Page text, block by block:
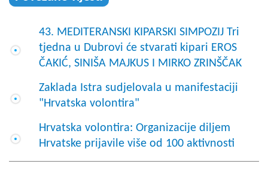
43. MEDITERANSKI KIPARSKI SIMPOZIJ Tri
tjedna u Dubrovi će stvarati kipari EROS
ČAKIĆ, SINIŠA MAJKUS I MIRKO ZRINŠČAK
Zaklada Istra sudjelovala u manifestaciji
"Hrvatska volontira"
Hrvatska volontira: Organizacije diljem
Hrvatske prijavile više od 100 aktivnosti